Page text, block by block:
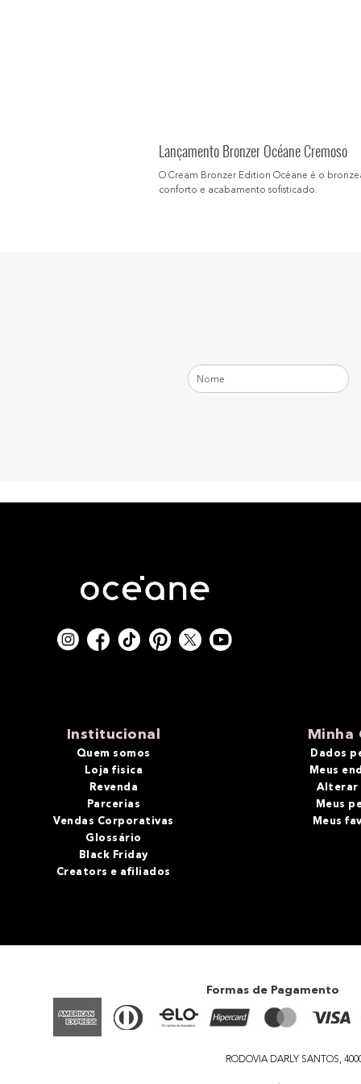
Lançamento Bronzer Océane Cremoso
O Cream Bronzer Edition Océane é o
conforto e acabamento sofisticado.
Institucional
Quem somos
Loja fisica
Revenda
Parcerias
Vendas Corporativas
Glossário
Black Friday
Creators e afiliados
Minha
Dados
Meus
Alterar
Meus
Meus
Formas de Pagamento
RODOVIA DARLY SANTOS,